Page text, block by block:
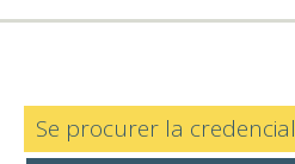
Se procurer la credencial